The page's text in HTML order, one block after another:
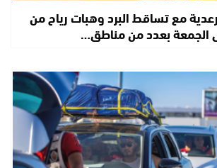
مع تساقط البرد وهبات رياح من
الجمعة بعدد من مناطق…